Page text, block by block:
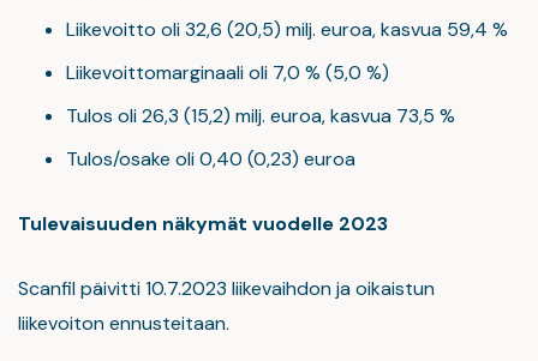
Liikevoitto oli 32,6 (20,5) milj. euroa, kasvua 59,4 %
Liikevoittomarginaali oli 7,0 % (5,0 %)
Tulos oli 26,3 (15,2) milj. euroa, kasvua 73,5 %
Tulos/osake oli 0,40 (0,23) euroa
Tulevaisuuden näkymät vuodelle 2023
Scanfil päivitti 10.7.2023 liikevaihdon ja oikaistun
liikevoiton ennusteitaan.